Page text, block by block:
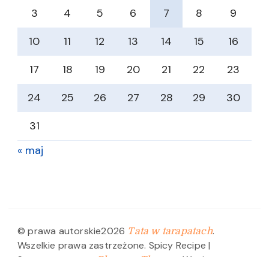
3
4 5 6 7 8
9
10
11 12 13 14 15
16
17
18 19 20 21 22
23
24
25 26 27 28 29
30
31
« maj
© prawa autorskie2026 Tata w tarapatach.
Wszelkie prawa zastrzeżone. Spicy Recipe |